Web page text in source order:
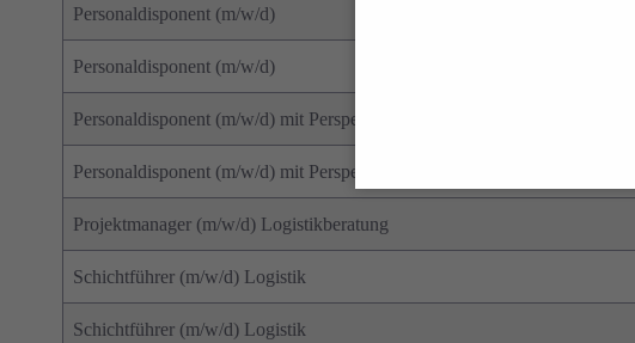
Personaldisponent (m/w/d)
Personaldisponent (m/w/d)
Personaldisponent (m/w/d) mit Perspektive zur stellv. Niederlassungsleitung
Personaldisponent (m/w/d) mit Perspektive zur stellv. Niederlassungsleitung
Projektmanager (m/w/d) Logistikberatung
Schichtführer (m/w/d) Logistik
Schichtführer (m/w/d) Logistik